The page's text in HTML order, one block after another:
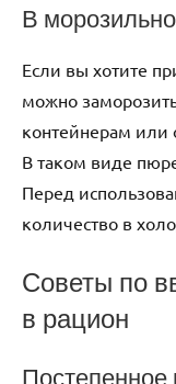
В
Если вы хотите
можно
контейнерам или
В таком виде
Перед
количество в
Советы по
в рацион
Постепенное